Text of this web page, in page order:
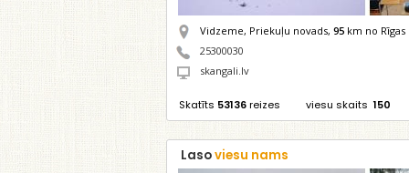
Vidzeme, Priekuļu novads, 95 km no Rīgas
25300030
skangali.lv
Skatīts 53136reizes viesu skaits 150
Lasoviesu nams